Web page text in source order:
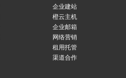
企业建站
橙云主机
企业邮箱
网络营销
租用托管
渠道合作